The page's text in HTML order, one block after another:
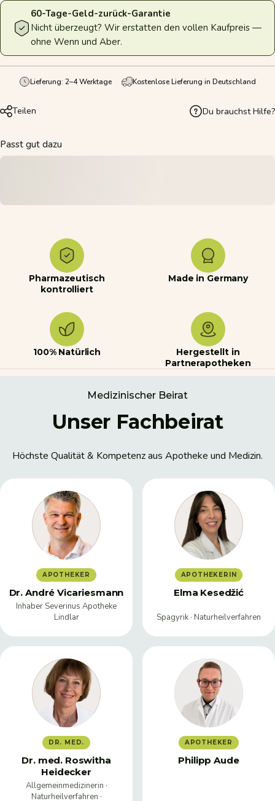
60-Tage-Geld-zurück-Garantie
Nicht überzeugt? Wir erstatten den vollen Kaufpreis —
ohne Wenn und Aber.
Lieferung: 2–4 Werktage Kostenlose Lieferung in Deutschland
Teilen Du brauchst Hilfe?
Passt gut dazu
Pharmazeutisch
kontrolliert
Made in Germany
100% Natürlich
Hergestellt in
Partnerapotheken
Medizinischer Beirat
Unser Fachbeirat
Höchste Qualität & Kompetenz aus Apotheke und Medizin.
APOTHEKER
Dr. André Vicariesmann
Inhaber Severinus Apotheke
Lindlar
APOTHEKERIN
Elma Kesedžić
Spagyrik · Naturheilverfahren
DR. MED.
Dr. med. Roswitha
Heidecker
Allgemeinmedizinerin ·
Naturheilverfahren ·
APOTHEKER
Philipp Aude